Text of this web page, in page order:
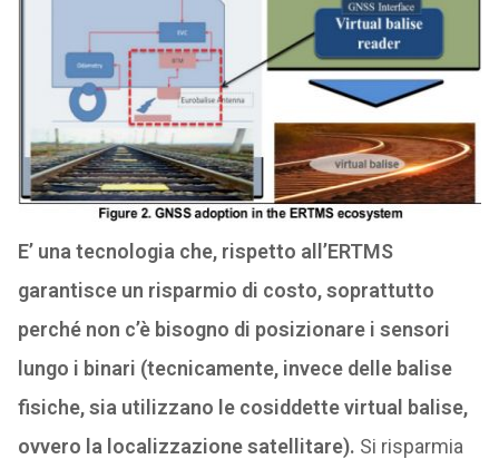
E’ una tecnologia che, rispetto all’ERTMS
garantisce un risparmio di costo, soprattutto
perché non c’è bisogno di posizionare i sensori
lungo i binari (tecnicamente, invece delle balise
fisiche, sia utilizzano le cosiddette virtual balise,
ovvero la localizzazione satellitare). Si risparmia